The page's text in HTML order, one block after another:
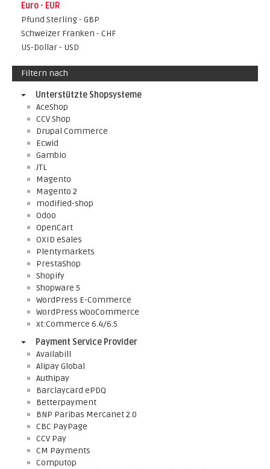
Euro - EUR
Pfund Sterling - GBP
Schweizer Franken - CHF
US-Dollar - USD
Filtern nach
Unterstützte Shopsysteme
AceShop
CCV Shop
Drupal Commerce
Ecwid
Gambio
JTL
Magento
Magento 2
modified-shop
Odoo
OpenCart
OXID eSales
Plentymarkets
PrestaShop
Shopify
Shopware 5
WordPress E-Commerce
WordPress WooCommerce
xt:Commerce 6.4/6.5
Payment Service Provider
Availabill
Alipay Global
Authipay
Barclaycard ePDQ
Betterpayment
BNP Paribas Mercanet 2.0
CBC PayPage
CCV Pay
CM Payments
Computop